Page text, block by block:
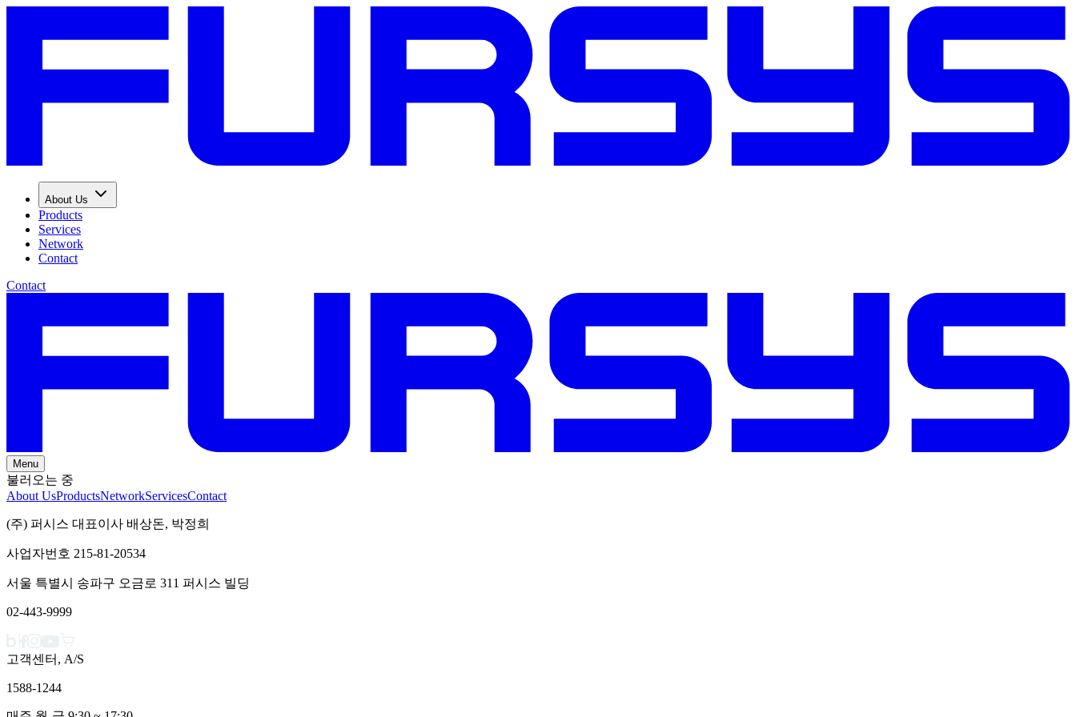
About Us
Products
Services
Network
Contact
Contact
Menu
불러오는 중
About UsProductsNetworkServicesContact
(주) 퍼시스 대표이사 배상돈, 박정희
사업자번호 215-81-20534
서울 특별시 송파구 오금로 311 퍼시스 빌딩
02-443-9999
고객센터, A/S
1588-1244